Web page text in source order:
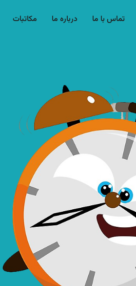
تماس با ما درباره ما
مکاتبات